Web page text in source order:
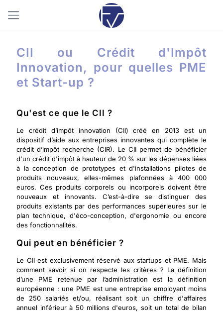
CII ou Crédit d'Impôt
Innovation, pour quelles PME
et Start-up ?
Qu'est ce que le CII ?
Le crédit d’impôt innovation (CII) créé en 2013 est un
dispositif d’aide aux entreprises innovantes qui complète le
crédit d’impôt recherche (CIR). Le CII permet de bénéficier
d'un crédit d'impôt à hauteur de 20 % sur les dépenses liées
à la conception de prototypes et d'installations pilotes de
produits nouveaux, elles-mêmes plafonnées à 400 000
euros. Ces produits corporels ou incorporels doivent être
nouveaux et innovants. C’est-à-dire se distinguer des
produits existants par des performances supérieures sur le
plan technique, d'éco-conception, d'ergonomie ou encore
des fonctionnalités.
Qui peut en bénéficier ?
Le CII est exclusivement réservé aux startups et PME. Mais
comment savoir si on respecte les critères ? La définition
d’une PME retenue par l’administration est la définition
européenne : une PME est une entreprise employant moins
de 250 salariés et/ou, réalisant soit un chiffre d'affaires
annuel inférieur à 50 millions d'euros, soit un total de bilan